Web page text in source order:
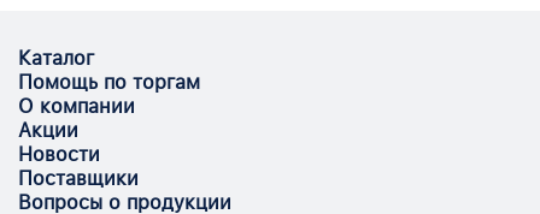
Каталог
Помощь по торгам
О компании
Акции
Новости
Поставщики
Вопросы о продукции